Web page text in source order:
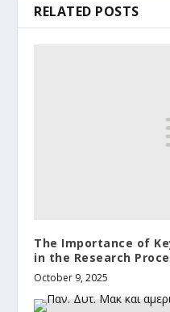
RELATED POSTS
The Importance of
in the Research
October 9, 2025